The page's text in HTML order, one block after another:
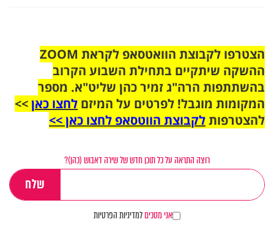
הצטרפו לקבוצת הוואטסאפ לקראת ZOOM
ההשקה שיתקיים בתחילת השבוע הקרוב
בהשתתפות הרה"ג זמיר כהן שליט"א. מספר
המקומות מוגבל! לפרטים על המיזם לחצו כאן>>
להצטרפותלקבוצת הווטסאפ לחצו כאן >>
רוצה התראה על כל תוכן חדש של שירה דאבוש (כהן)?
אני מסכיםלמדיניות הפרטיות